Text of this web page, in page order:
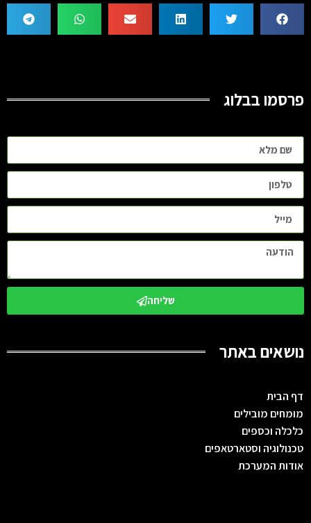
פרסמו בבלוג
שליחה
נושאים באתר
דף הבית
מומחים מובילים
כלכלה וכספים
טכנולוגיה וסטארטאפים
אודות המערכת